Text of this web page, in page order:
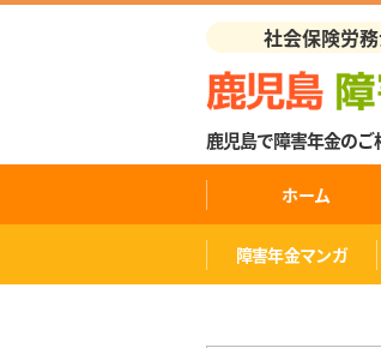
社会保険労
鹿児島で障害年金の
ホーム
障害年金マンガ